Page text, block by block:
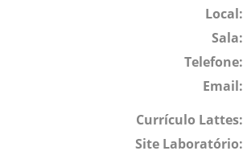
Local:
Sala:
Telefone:
Email:
Currículo Lattes:
Site Laboratório: